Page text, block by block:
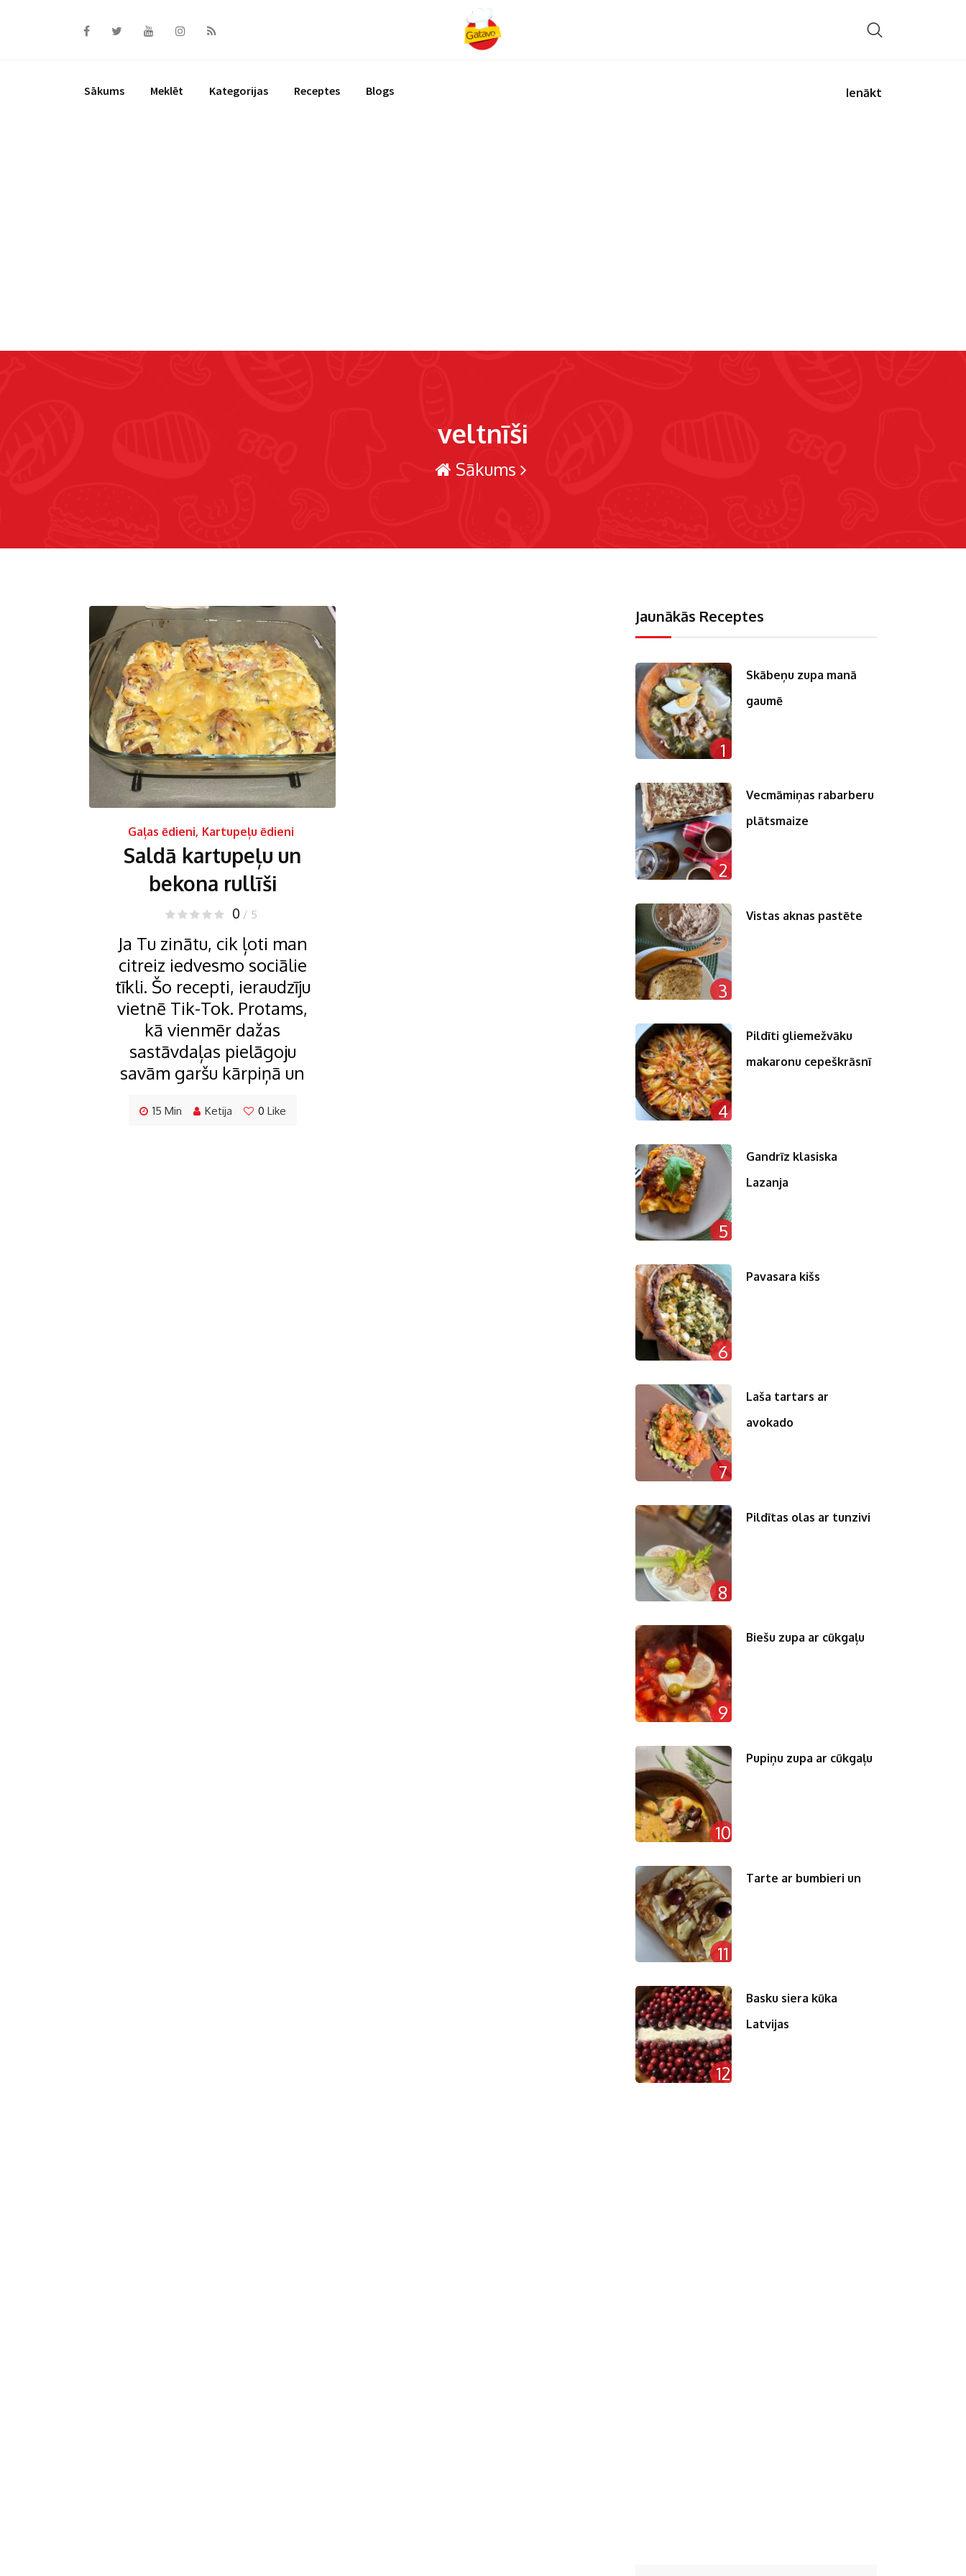
Sākums Meklēt Kategorijas Receptes Blogs Ienākt
veltnīši
Sākums
Gaļas ēdieni, Kartupeļu ēdieni
Saldā kartupeļu un
bekona rullīši
0 / 5
Ja Tu zinātu, cik ļoti man
citreiz iedvesmo sociālie
tīkli. Šo recepti, ieraudzīju
vietnē Tik-Tok. Protams,
kā vienmēr dažas
sastāvdaļas pielāgoju
savām garšu kārpiņā un
15 Min Ketija 0 Like
Jaunākās Receptes
1
Skābeņu zupa manā
gaumē
2
Vecmāmiņas rabarberu
plātsmaize
3
Vistas aknas pastēte
4
Pildīti gliemežvāku
makaronu cepeškrāsnī
5
Gandrīz klasiska
Lazanja
6
Pavasara kišs
7
Laša tartars ar
avokado
8
Pildītas olas ar tunzivi
9
Biešu zupa ar cūkgaļu
10
Pupiņu zupa ar cūkgaļu
11
Tarte ar bumbieri un
12
Basku siera kūka
Latvijas